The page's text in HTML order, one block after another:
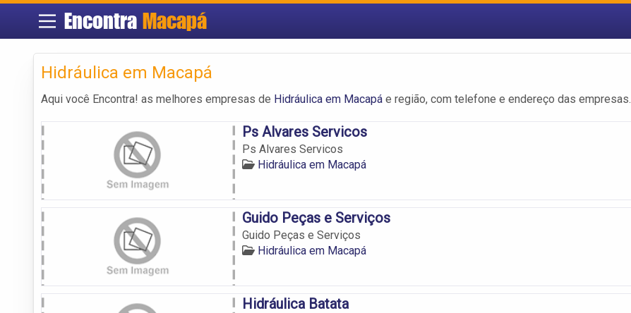
Encontra Macapá
Hidráulica em Macapá
Aqui você Encontra! as melhores empresas de Hidráulica em Macapá e região, com telefone e endereço das empresas.
Ps Alvares Servicos
Ps Alvares Servicos
Hidráulica em Macapá
Guido Peças e Serviços
Guido Peças e Serviços
Hidráulica em Macapá
Hidráulica Batata